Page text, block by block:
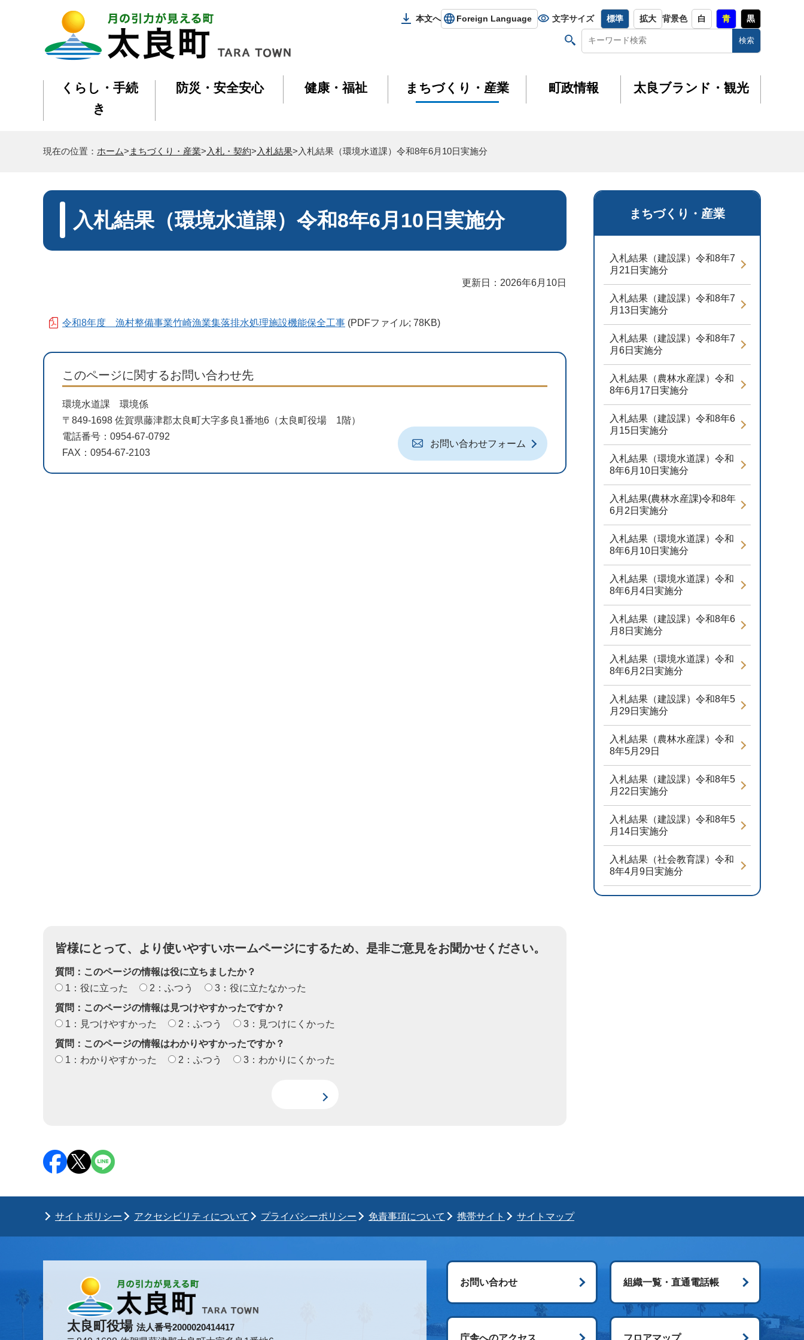
本文へ Foreign Language 文字サイズ 標準 拡大 背景色 白 青 黒
くらし・手続
き
防災・安全安心 健康・福祉 まちづくり・産業 町政情報 太良ブランド・観光
現在の位置： ホーム> まちづくり・産業> 入札・契約> 入札結果>入札結果（環境水道課）令和8年6月10日実施分
まちづくり・産業
入札結果（建設課）令和8年7
月21日実施分
入札結果（建設課）令和8年7
月13日実施分
入札結果（建設課）令和8年7
月6日実施分
入札結果（農林水産課）令和
8年6月17日実施分
入札結果（建設課）令和8年6
月15日実施分
入札結果（環境水道課）令和
8年6月10日実施分
入札結果(農林水産課)令和8年
6月2日実施分
入札結果（環境水道課）令和
8年6月10日実施分
入札結果（環境水道課）令和
8年6月4日実施分
入札結果（建設課）令和8年6
月8日実施分
入札結果（環境水道課）令和
8年6月2日実施分
入札結果（建設課）令和8年5
月29日実施分
入札結果（農林水産課）令和
8年5月29日
入札結果（建設課）令和8年5
月22日実施分
入札結果（建設課）令和8年5
月14日実施分
入札結果（社会教育課）令和
8年4月9日実施分
入札結果（環境水道課）令和8年6月10日実施分
更新日：2026年6月10日
令和8年度 漁村整備事業竹崎漁業集落排水処理施設機能保全工事 (PDFファイル; 78KB)
このページに関するお問い合わせ先
環境水道課 環境係
〒849-1698 佐賀県藤津郡太良町大字多良1番地6（太良町役場 1階）
電話番号：0954-67-0792
FAX：0954-67-2103
お問い合わせフォーム
皆様にとって、より使いやすいホームページにするため、是非ご意見をお聞かせください。
質問：このページの情報は役に立ちましたか？
1：役に立った
2：ふつう
3：役に立たなかった
質問：このページの情報は見つけやすかったですか？
1：見つけやすかった
2：ふつう
3：見つけにくかった
質問：このページの情報はわかりやすかったですか？
1：わかりやすかった
2：ふつう 3：わかりにくかった
サイトポリシー アクセシビリティについて プライバシーポリシー 免責事項について 携帯サイト サイトマップ
太良町役場 法人番号2000020414417
お問い合わせ 組織一覧・直通電話帳
庁舎へのアクセス フロアマップ